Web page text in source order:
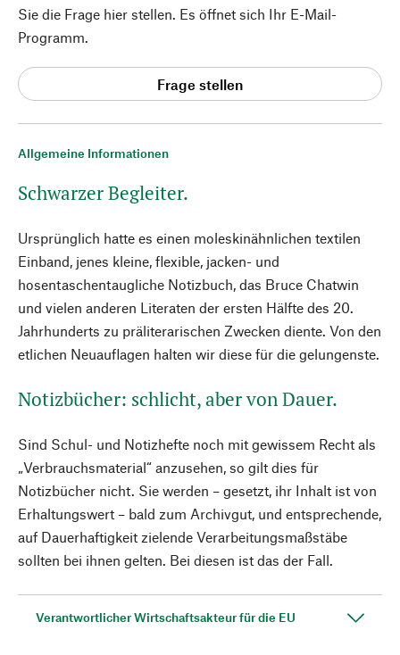
Allgemeine Informationen
Schwarzer Begleiter.
Ursprünglich hatte es einen moleskinähnlichen textilen
Einband, jenes kleine, flexible, jacken- und
hosentaschentaugliche Notizbuch, das Bruce Chatwin
und vielen anderen Literaten der ersten Hälfte des 20.
Jahrhunderts zu präliterarischen Zwecken diente. Von den
etlichen Neuauflagen halten wir diese für die gelungenste.
Notizbücher: schlicht, aber von Dauer.
Sind Schul- und Notizhefte noch mit gewissem Recht als
„Verbrauchsmaterial“ anzusehen, so gilt dies für
Notizbücher nicht. Sie werden – gesetzt, ihr Inhalt ist von
Erhaltungswert – bald zum Archivgut, und entsprechende,
auf Dauerhaftigkeit zielende Verarbeitungsmaßstäbe
sollten bei ihnen gelten. Bei diesen ist das der Fall.
Verantwortlicher Wirtschaftsakteur für die EU
Sie die Frage hier stellen. Es öffnet sich Ihr E-Mail-
Programm.
Frage stellen